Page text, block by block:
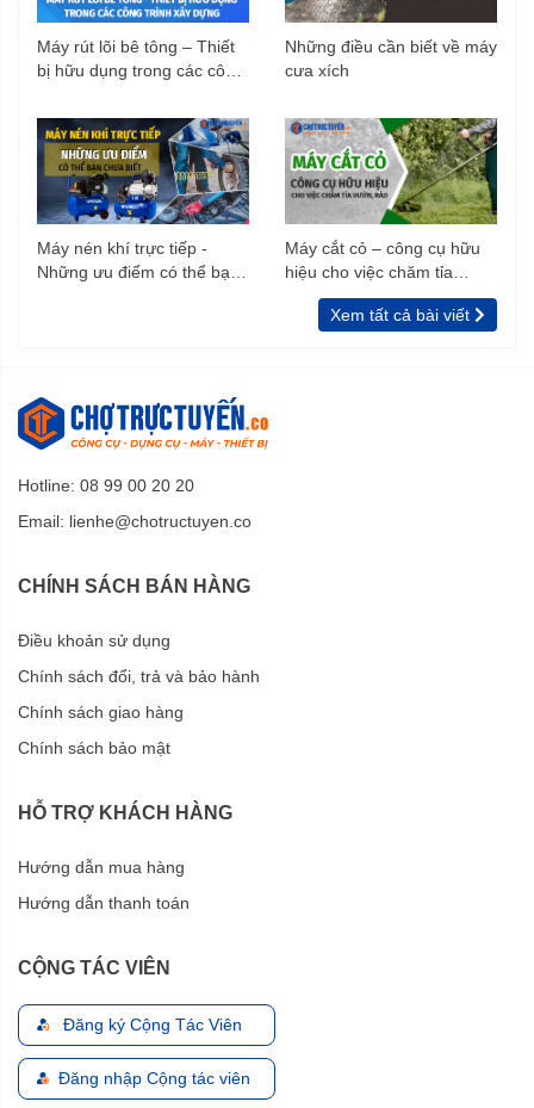
Máy rút lõi bê tông – Thiết
bị hữu dụng trong các công
Những điều cần biết về máy
cưa xích
Máy nén khí trực tiếp -
Những ưu điểm có thể bạn
Máy cắt cỏ – công cụ hữu
hiệu cho việc chăm tỉa
vườn, rào
Xem tất cả bài viết
Hotline: 08 99 00 20 20
Email: lienhe@chotructuyen.co
CHÍNH SÁCH BÁN HÀNG
Điều khoản sử dụng
Chính sách đổi, trả và bảo hành
Chính sách giao hàng
Chính sách bảo mật
HỖ TRỢ KHÁCH HÀNG
Hướng dẫn mua hàng
Hướng dẫn thanh toán
CỘNG TÁC VIÊN
Đăng ký Cộng Tác Viên
Đăng nhập Cộng tác viên